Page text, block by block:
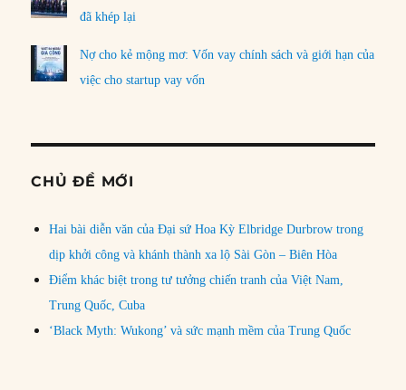
đã khép lại
Nợ cho kẻ mộng mơ: Vốn vay chính sách và giới hạn của
việc cho startup vay vốn
CHỦ ĐỀ MỚI
Hai bài diễn văn của Đại sứ Hoa Kỳ Elbridge Durbrow trong
dịp khởi công và khánh thành xa lộ Sài Gòn – Biên Hòa
Điểm khác biệt trong tư tưởng chiến tranh của Việt Nam,
Trung Quốc, Cuba
‘Black Myth: Wukong’ và sức mạnh mềm của Trung Quốc